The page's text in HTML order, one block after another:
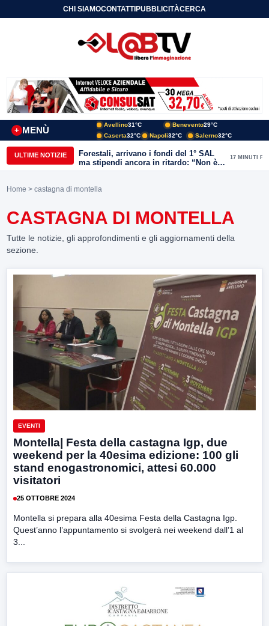
CHI SIAMOCONTATTIPUBBLICITÀCERCA
MENÙ
+
Avellino31°C Benevento29°C
Caserta32°C Napoli32°C Salerno32°C
ULTIME NOTIZIE
Forestali, arrivano i fondi del 1° SAL
ma stipendi ancora in ritardo: “Non è
più sostenibile”
17 MINUTI FA
Home > castagna di montella
CASTAGNA DI MONTELLA
Tutte le notizie, gli approfondimenti e gli aggiornamenti della
sezione.
EVENTI
Montella| Festa della castagna Igp, due
weekend per la 40esima edizione: 100 gli
stand enogastronomici, attesi 60.000
visitatori
25 OTTOBRE 2024
Montella si prepara alla 40esima Festa della Castagna Igp.
Quest’anno l’appuntamento si svolgerà nei weekend dall’1 al
3...